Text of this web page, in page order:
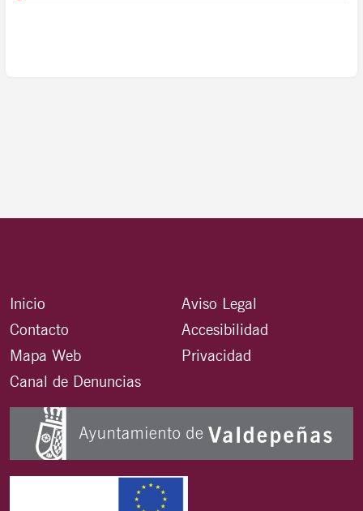
Inicio
Contacto
Mapa Web
Canal de Denuncias
Aviso Legal
Accesibilidad
Privacidad